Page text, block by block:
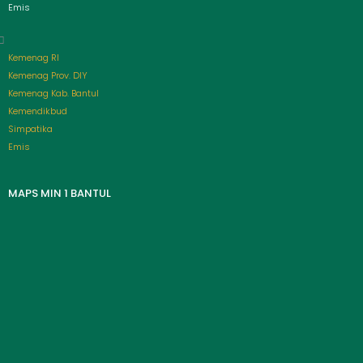
Emis
Kemenag RI
Kemenag Prov. DIY
Kemenag Kab. Bantul
Kemendikbud
Simpatika
Emis
MAPS MIN 1 BANTUL